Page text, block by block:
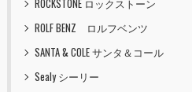
ROCKSTONE ロックストーン
ROLF BENZ ロルフベンツ
SANTA & COLE サンタ＆コール
Sealy シーリー